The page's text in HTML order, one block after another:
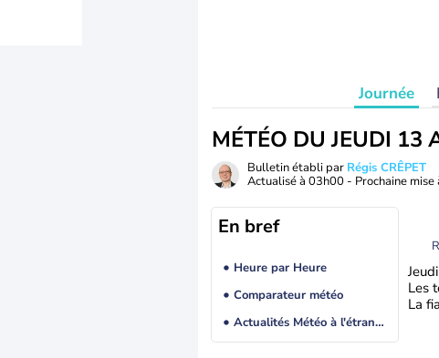
Journée
MÉTÉO DU JEUDI 13
Bulletin établi par Régis CRÊPET
Actualisé à 03h00 - Prochaine mise
En bref
Heure par Heure
Comparateur météo
Actualités Météo à l'étranger
Les
La